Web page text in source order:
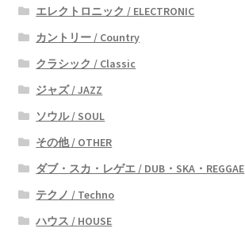
エレクトロニック / ELECTRONIC
カントリー / Country
クラシック / Classic
ジャズ / JAZZ
ソウル / SOUL
その他 / OTHER
ダブ・スカ・レゲエ / DUB・SKA・REGGAE
テクノ / Techno
ハウス / HOUSE